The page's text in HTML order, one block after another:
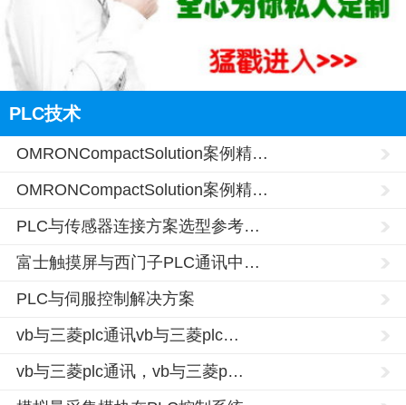
PLC技术
OMRONCompactSolution案例精…
OMRONCompactSolution案例精…
PLC与传感器连接方案选型参考…
富士触摸屏与西门子PLC通讯中…
PLC与伺服控制解决方案
vb与三菱plc通讯vb与三菱plc…
vb与三菱plc通讯，vb与三菱p…